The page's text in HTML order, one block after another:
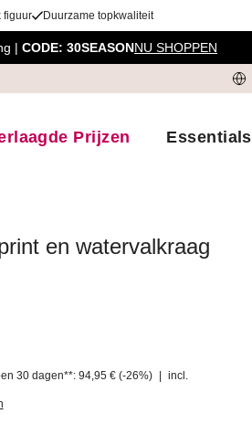
figuur Duurzame topkwaliteit
| CODE: 30SEASONNU SHOPPEN
Prijzen Essentials
en watervalkraag
30 dagen**: 94,95 € (-26%) incl.